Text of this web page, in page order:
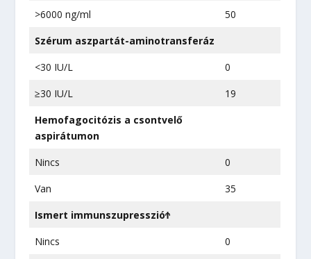
>6000 ng/ml
50
Szérum aszpartát-aminotransferáz
<30 IU/L
0
≥30 IU/L
19
Hemofagocitózis a csontvelő
aspirátumon
Nincs
0
Van
35
Ismert immunszupresszióϮ
Nincs
0